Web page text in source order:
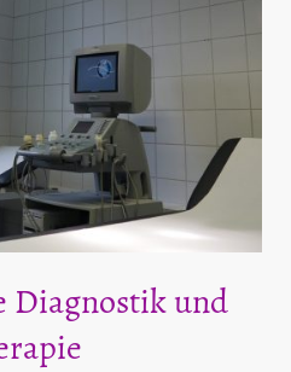
Diagnostik und